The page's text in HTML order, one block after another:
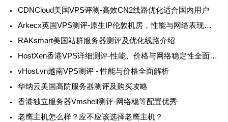
CDNCloud美国VPS评测-高效CN2线路优化适合国内用户
Arkecx英国VPS测评-原生IP伦敦机房，性能与网络表现如何？
RAKsmart美国站群服务器测评及优化线路介绍
HostXen香港VPS详细测评-性能、价格与网络稳定性全面解析
vHost.vn越南VPS测评 - 性能与价格全面解析
华纳云美国高防服务器测评及购买攻略
香港独立服务器Vmshell测评-网络稳等配置优秀
老鹰主机怎么样？应不应该选择老鹰主机？